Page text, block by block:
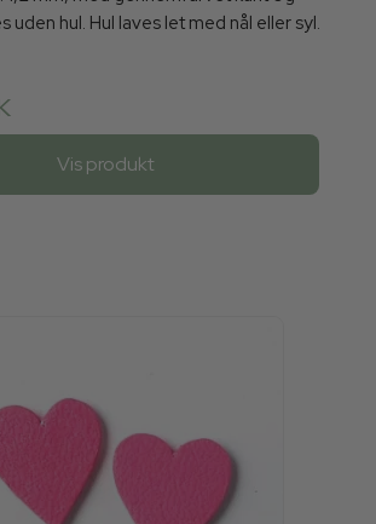
uden hul. Hul laves let med nål eller syl.
Vis produkt